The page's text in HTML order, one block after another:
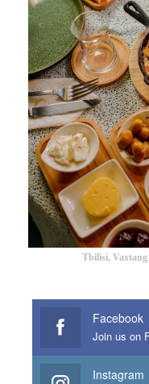
Tbilisi, Vaxtang
Facebook
Instagram